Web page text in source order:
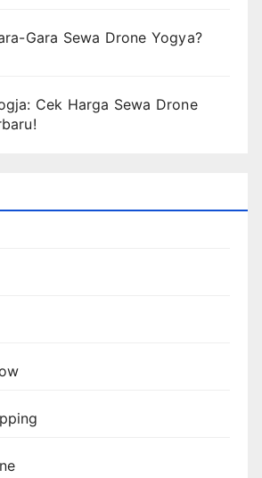
Gara Sewa Drone Yogya?
Cek Harga Sewa Drone